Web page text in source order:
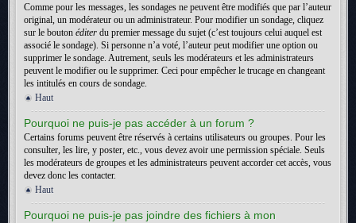
Comme pour les messages, les sondages ne peuvent être modifiés que par l’auteur
original, un modérateur ou un administrateur. Pour modifier un sondage, cliquez
sur le bouton éditer du premier message du sujet (c’est toujours celui auquel est
associé le sondage). Si personne n’a voté, l’auteur peut modifier une option ou
supprimer le sondage. Autrement, seuls les modérateurs et les administrateurs
peuvent le modifier ou le supprimer. Ceci pour empêcher le trucage en changeant
les intitulés en cours de sondage.
Haut
Pourquoi ne puis-je pas accéder à un forum ?
Certains forums peuvent être réservés à certains utilisateurs ou groupes. Pour les
consulter, les lire, y poster, etc., vous devez avoir une permission spéciale. Seuls
les modérateurs de groupes et les administrateurs peuvent accorder cet accès, vous
devez donc les contacter.
Haut
Pourquoi ne puis-je pas joindre des fichiers à mon